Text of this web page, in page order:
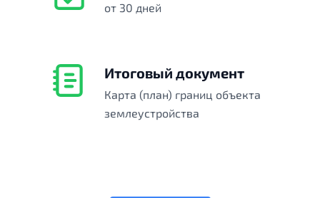
от 30 дней
Итоговый документ
Карта (план) границ объекта
землеустройства